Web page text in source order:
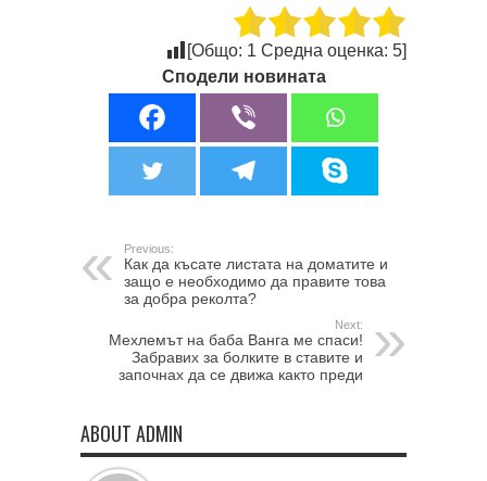
[Общо: 1 Средна оценка: 5]
Сподели новината
Previous:
Как да късате листата на доматите и
защо е необходимо да правите това
за добра реколта?
Next:
Мехлемът на баба Ванга ме спаси!
Забравих за болките в ставите и
започнах да се движа както преди
ABOUT ADMIN